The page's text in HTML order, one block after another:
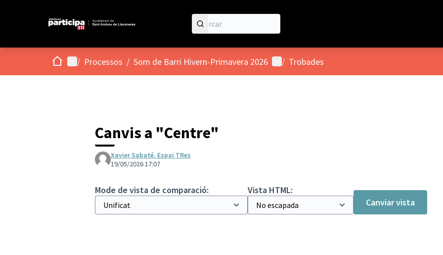
Inici Menú principal
/ Processos / Som de Barri Hivern-Primavera 2026 Menú d'usuari
/ Trobades
Canvis a "Centre"
Xavier Sabaté. Espai TRes
19/05/2026 17:07
Mode de vista de comparació:
Vista HTML:
Canviar vista